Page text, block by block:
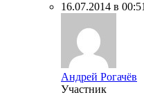
16.07.2014 в
Андрей Рогачёв
Участник